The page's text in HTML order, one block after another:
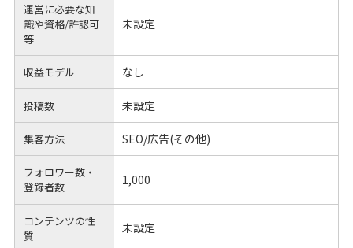
運営に必要な知
識や資格/許認可
等
未設定
収益モデル なし
投稿数 未設定
集客方法 SEO/広告(その他)
フォロワー数・
登録者数
1,000
コンテンツの性
質
未設定